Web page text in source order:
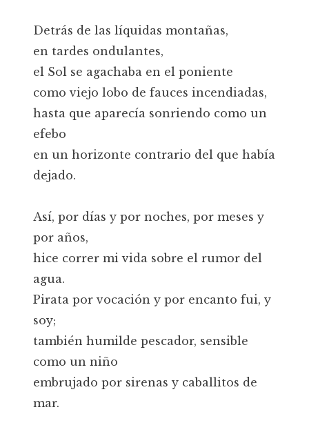
Detrás de las líquidas montañas,
en tardes ondulantes,
el Sol se agachaba en el poniente
como viejo lobo de fauces incendiadas,
hasta que aparecía sonriendo como un
efebo
en un horizonte contrario del que había
dejado.
Así, por días y por noches, por meses y
por años,
hice correr mi vida sobre el rumor del
agua.
Pirata por vocación y por encanto fui, y
soy;
también humilde pescador, sensible
como un niño
embrujado por sirenas y caballitos de
mar.